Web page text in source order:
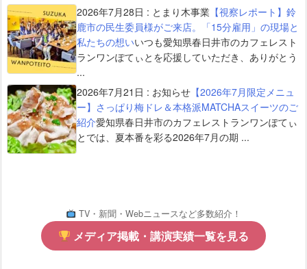
2026年7月28日 : とまり木事業 【視察レポート】鈴
鹿市の民生委員様がご来店。「15分雇用」の現場と
私たちの想いいつも愛知県春日井市のカフェレスト
ランワンぽてぃとを応援していただき、ありがとう
...
2026年7月21日 : お知らせ 【2026年7月限定メニュ
ー】さっぱり梅ドレ＆本格派MATCHAスイーツのご
紹介愛知県春日井市のカフェレストランワンぽてぃ
とでは、夏本番を彩る2026年7月の期 ...
TV・新聞・Webニュースなど多数紹介！
メディア掲載・講演実績一覧を見る